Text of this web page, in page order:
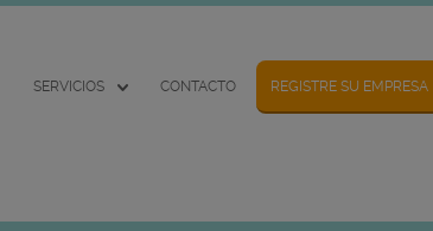
SERVICIOS CONTACTO REGISTRE SU EMPRESA